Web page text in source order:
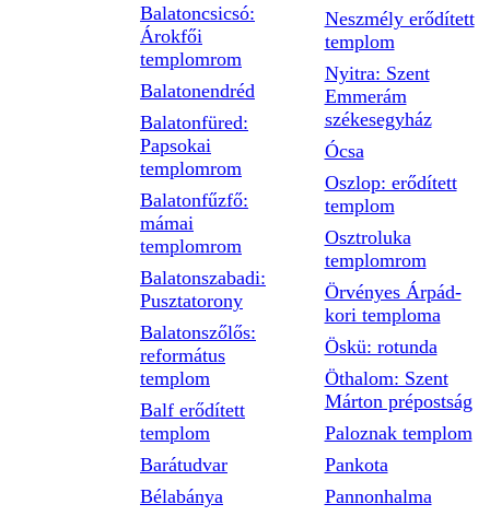
Balatoncsicsó:
Árokfői
templomrom
Balatonendréd
Balatonfüred:
Papsokai
templomrom
Balatonfűzfő:
mámai
templomrom
Balatonszabadi:
Pusztatorony
Balatonszőlős:
református
templom
Balf erődített
templom
Barátudvar
Bélabánya
Neszmély erődített
templom
Nyitra: Szent
Emmerám
székesegyház
Ócsa
Oszlop: erődített
templom
Osztroluka
templomrom
Örvényes Árpád-
kori temploma
Öskü: rotunda
Öthalom: Szent
Márton prépostság
Paloznak templom
Pankota
Pannonhalma